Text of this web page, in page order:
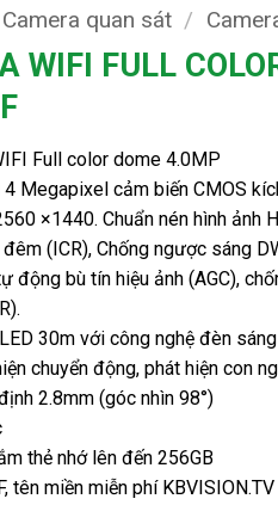
Camera quan sát /
WIFI FULL
Full color dome 4.0MP
Megapixel cảm biến CMOS
×1440. Chuẩn nén hình ảnh
(ICR), Chống ngược sáng
động bù tín hiệu ảnh (AGC),
30m với công nghệ đèn
chuyển động, phát hiện con
2.8mm (góc nhìn 98°)
thẻ nhớ lên đến 256GB
tên miền miễn phí KBVISION.TV